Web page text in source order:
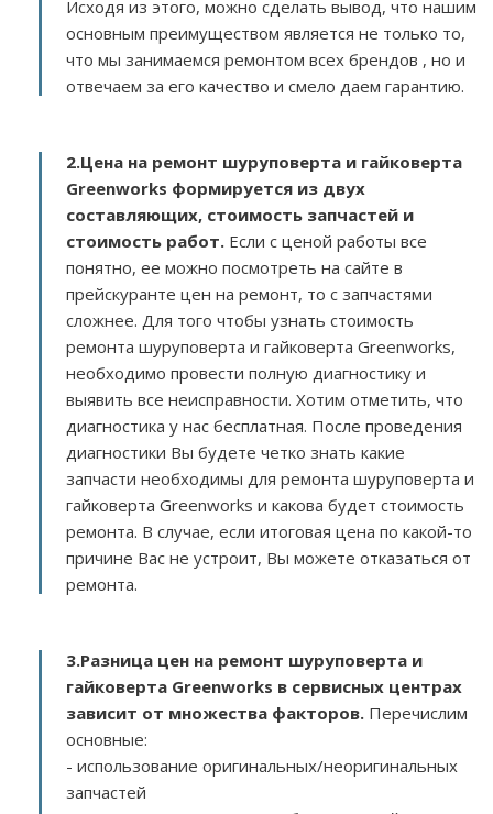
Исходя из этого, можно сделать вывод, что нашим
основным преимуществом является не только то,
что мы занимаемся ремонтом всех брендов , но и
отвечаем за его качество и смело даем гарантию.
2.Цена на ремонт шуруповерта и гайковерта
Greenworks формируется из двух
составляющих, стоимость запчастей и
стоимость работ. Если с ценой работы все
понятно, ее можно посмотреть на сайте в
прейскуранте цен на ремонт, то с запчастями
сложнее. Для того чтобы узнать стоимость
ремонта шуруповерта и гайковерта Greenworks,
необходимо провести полную диагностику и
выявить все неисправности. Хотим отметить, что
диагностика у нас бесплатная. После проведения
диагностики Вы будете четко знать какие
запчасти необходимы для ремонта шуруповерта и
гайковерта Greenworks и какова будет стоимость
ремонта. В случае, если итоговая цена по какой-то
причине Вас не устроит, Вы можете отказаться от
ремонта.
3.Разница цен на ремонт шуруповерта и
гайковерта Greenworks в сервисных центрах
зависит от множества факторов. Перечислим
основные:
- использование оригинальных/неоригинальных
запчастей